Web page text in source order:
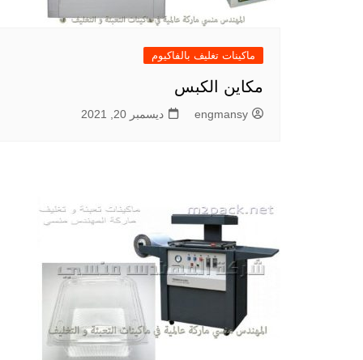
ماكينات تغليف بالفاكيوم
مكاين الكبس
engmansy ديسمبر 20, 2021